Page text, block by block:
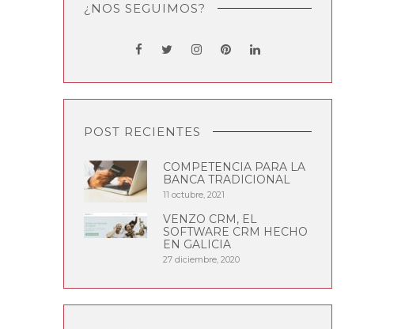
¿NOS SEGUIMOS?
POST RECIENTES
COMPETENCIA PARA LA
BANCA TRADICIONAL
11 octubre, 2021
VENZO CRM, EL
SOFTWARE CRM HECHO
EN GALICIA
27 diciembre, 2020